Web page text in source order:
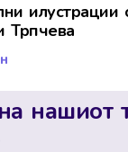
илустрации
Трпчева
нашиот